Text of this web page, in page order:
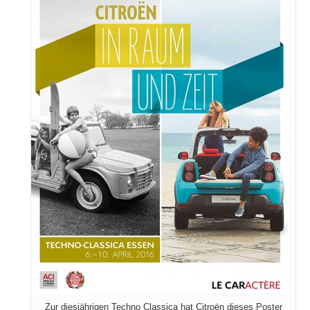
Zur diesjährigen Techno Classica hat Citroën dieses Poster